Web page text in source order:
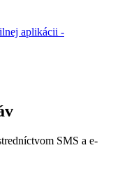
aplikácii -
SMS a e-